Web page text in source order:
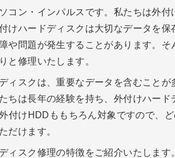
コン・インパルスです。私たちは外
けハードディスクは大切なデータを保
や問題が発生することがあります。
と修理いたします。
ィスクは、重要なデータを含むこと
ちは長年の経験を持ち、外付けハー
付けHDDももちろん対象ですので、
だけます。
ィスク修理の特徴をご紹介いたします